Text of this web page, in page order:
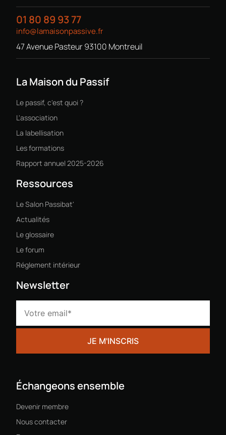
01 80 89 93 77
info@lamaisonpassive.fr
47 Avenue Pasteur 93100 Montreuil
La Maison du Passif
Le passif, c'est quoi ?
L'association
La labellisation
Les formations
Rapport annuel 2025-2026
Ressources
Le Salon Passibat'
Actualités
Le glossaire
Le forum
Réglement intérieur
Newsletter
Échangeons ensemble
Devenir membre
Nous contacter